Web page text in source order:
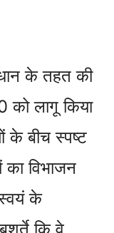
के तहत की
लागू किया
के बीच स्पष्ट
का विभाजन
के
कि वे